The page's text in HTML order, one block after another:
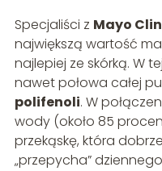
Specjaliści z Mayo
największą wartość
najlepiej ze skórką. W
nawet połowa całej
polifenoli. W
wody (około 85
przekąskę, która
„przepycha”